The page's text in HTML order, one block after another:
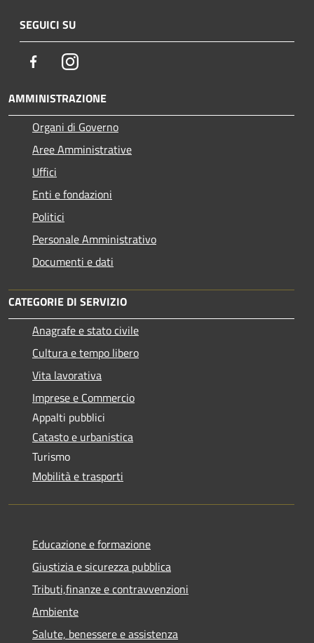
SEGUICI SU
FacebookInstagram
AMMINISTRAZIONE
Organi di Governo
Aree Amministrative
Uffici
Enti e fondazioni
Politici
Personale Amministrativo
Documenti e dati
CATEGORIE DI SERVIZIO
Anagrafe e stato civile
Cultura e tempo libero
Vita lavorativa
Imprese e Commercio
Appalti pubblici
Catasto e urbanistica
Turismo
Mobilità e trasporti
Educazione e formazione
Giustizia e sicurezza pubblica
Tributi,finanze e contravvenzioni
Ambiente
Salute, benessere e assistenza